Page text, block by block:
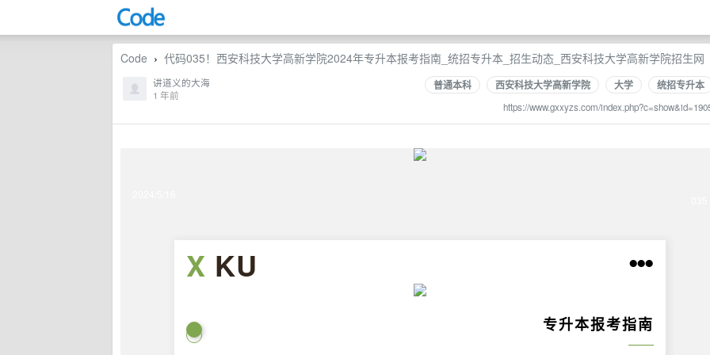
Code › 代码035！西安科技大学高新学院2024年专升本报考指南_统招专升本_招生动态_西安科技大学高新学院招生网
普通本科 西安科技大学高新学院 大学 统招专升本
https://www.gxxyzs.com/
讲道义的大海
1 年前
X KU ●●●
专升本报考指南
——